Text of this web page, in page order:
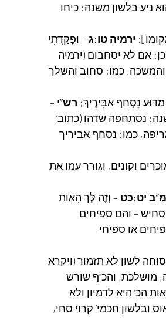
ניע בלשון משנה: כיחו
ירמיה טו:ג – וּפָקַדְתִּי
אם לא יסחבום (ירמיה
והמשכה, כמו: סחוב והשלך
מַדּוּעַ נִסְחַף אַבִּירֶיךָ; רש”י –
נסתחפה שדהו (כתוב’
כמו: נסחף אביריך
וקונים, וגורר עמו את
מ”ב יט:כט – וְזֶה לְּךָ הָאוֹת
– והם ספיחים
או ספיחי
לשון לא תזמור (ויקרא
מושלכת, והכ”ף שורש
הכ’ היא לדמיון ולא
ובלשון חכמי’ קרוי סחי,